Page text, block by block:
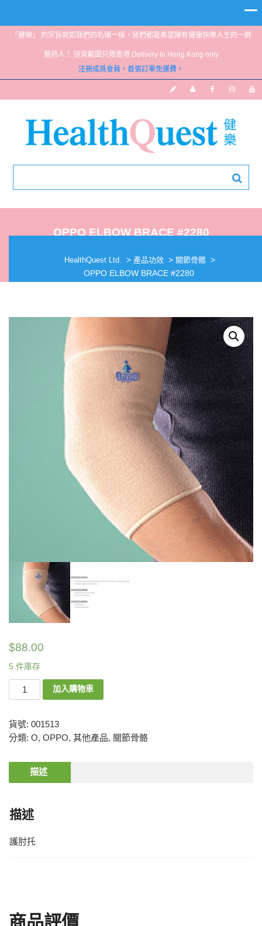
「健樂」 的宗旨就如我們的名稱一樣，我們都是希望擁有健康快樂人生的一群
醫葯人！ 送貨範圍只限香港 Delivery to Hong Kong only
注冊成爲會員，首張訂單免運費。
OPPO ELBOW BRACE #2280
HealthQuest Ltd. > 產品功效 > 關節骨骼 >
OPPO ELBOW BRACE #2280
$88.00
5 件庫存
加入購物車
貨號: 001513
分類: O, OPPO, 其他產品, 關節骨骼
描述
描述
護肘托
商品評價